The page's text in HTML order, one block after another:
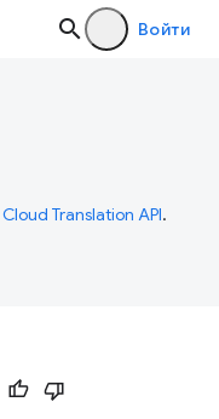
Войти
Cloud Translation API.